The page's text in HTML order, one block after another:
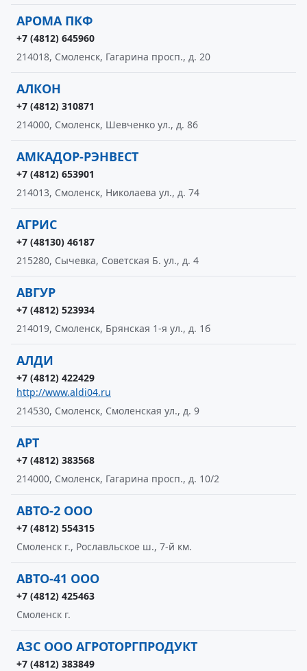
АРОМА ПКФ
+7 (4812) 645960
214018, Смоленск, Гагарина просп., д. 20
АЛКОН
+7 (4812) 310871
214000, Смоленск, Шевченко ул., д. 86
АМКАДОР-РЭНВЕСТ
+7 (4812) 653901
214013, Смоленск, Николаева ул., д. 74
АГРИС
+7 (48130) 46187
215280, Сычевка, Советская Б. ул., д. 4
АВГУР
+7 (4812) 523934
214019, Смоленск, Брянская 1-я ул., д. 1б
АЛДИ
+7 (4812) 422429
http://www.aldi04.ru
214530, Смоленск, Смоленская ул., д. 9
АРТ
+7 (4812) 383568
214000, Смоленск, Гагарина просп., д. 10/2
АВТО-2 ООО
+7 (4812) 554315
Смоленск г., Рославльское ш., 7-й км.
АВТО-41 ООО
+7 (4812) 425463
Смоленск г.
АЗС ООО АГРОТОРГПРОДУКТ
+7 (4812) 383849